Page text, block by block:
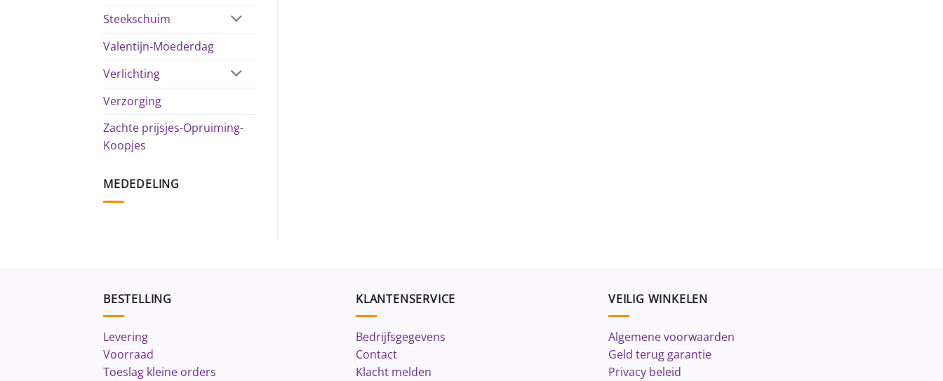
Steekschuim
Valentijn-Moederdag
Verlichting
Verzorging
Zachte prijsjes-Opruiming-
Koopjes
MEDEDELING
BESTELLING
Levering
Voorraad
Toeslag kleine orders
KLANTENSERVICE
Bedrijfsgegevens
Contact
Klacht melden
VEILIG WINKELEN
Algemene voorwaarden
Geld terug garantie
Privacy beleid